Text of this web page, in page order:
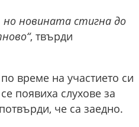
новината стигна до
, твърди
време на участието си
появиха слухове за
че са заедно.